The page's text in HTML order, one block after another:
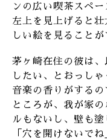
ンの広い喫茶スペー
左上を見上げると
しい絵を見ることが
茅ヶ崎在住の彼は
したい、とおっし
音楽の香りがするの
ところが、我が家
ルもないし、壁も塗
「穴を開けないで